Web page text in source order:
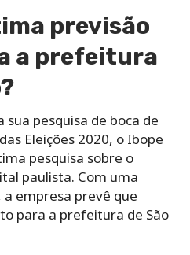
previsão
a prefeitura
pesquisa de boca de
Eleições 2020, o Ibope
pesquisa sobre o
paulista. Com uma
empresa prevê que
para a prefeitura de São